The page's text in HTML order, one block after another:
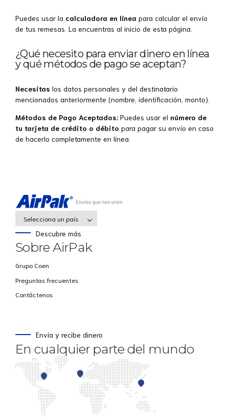
Puedes usar la calculadora en línea para calcular el envío
de tus remesas. La encuentras al inicio de esta página.
¿Qué necesito para enviar dinero en línea
y qué métodos de pago se aceptan?
Necesitas los datos personales y del destinatario
mencionados anteriormente (nombre, identificación, monto).
Métodos de Pago Aceptados: Puedes usar el número de
tu tarjeta de crédito o débito para pagar su envío en caso
de hacerlo completamente en línea.
Selecciona un país
Descubre más
Sobre AirPak
Grupo Coen
Preguntas frecuentes
Contáctenos
Envía y recibe dinero
En cualquier parte del mundo